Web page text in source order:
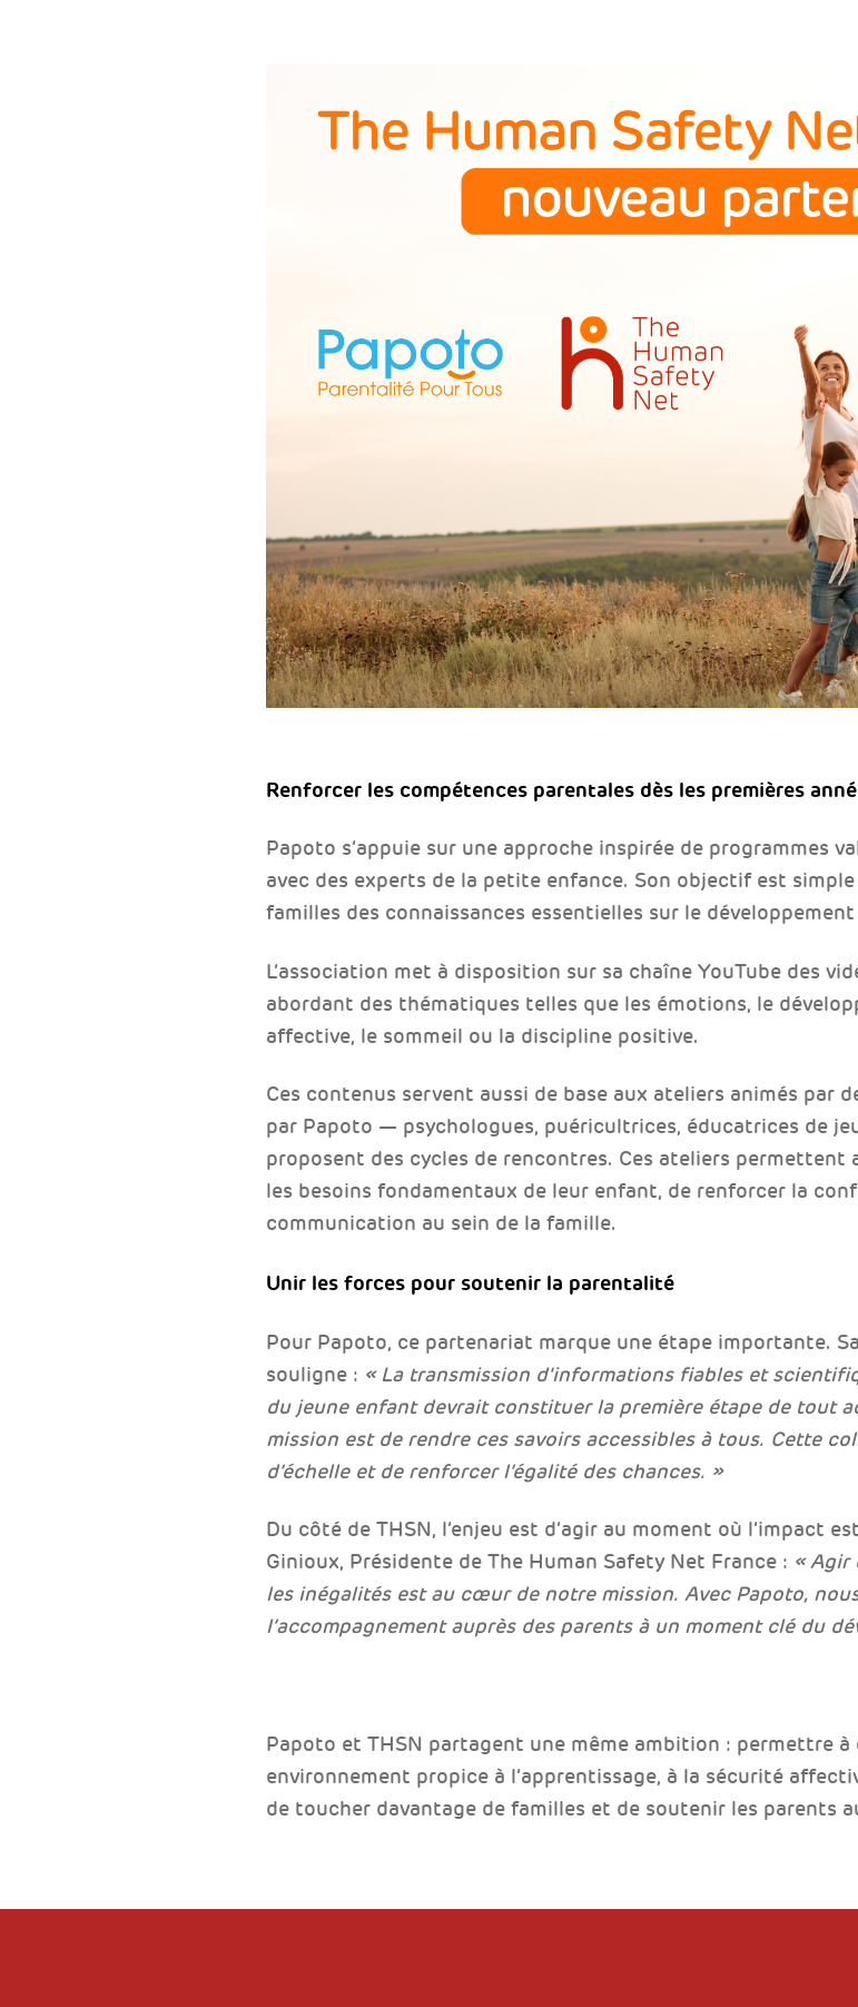
Renforcer les compétences parentales dès les premières
Papoto s’appuie sur une approche inspirée de programmes
avec des experts de la petite enfance. Son objectif est
familles des connaissances essentielles sur le développement
L’association met à disposition sur sa chaîne YouTube des
abordant des thématiques telles que les émotions, le
affective, le sommeil ou la discipline positive.
Ces contenus servent aussi de base aux ateliers animés par
par Papoto — psychologues, puéricultrices, éducatrices de
proposent des cycles de rencontres. Ces ateliers permettent
les besoins fondamentaux de leur enfant, de renforcer la
communication au sein de la famille.
Unir les forces pour soutenir la parentalité
Pour Papoto, ce partenariat marque une étape importante.
souligne : « La transmission d'informations fiables et
du jeune enfant devrait constituer la première étape de tout
mission est de rendre ces savoirs accessibles à tous. Cette
d’échelle et de renforcer l’égalité des chances. »
Du côté de THSN, l’enjeu est d’agir au moment où l’impact
Ginioux, Présidente de The Human Safety Net France : « Agir
les inégalités est au cœur de notre mission. Avec Papoto,
l’accompagnement auprès des parents à un moment clé du
Papoto et THSN partagent une même ambition : permettre
environnement propice à l’apprentissage, à la sécurité
de toucher davantage de familles et de soutenir les parents